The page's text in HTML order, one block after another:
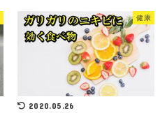
健康
2020.05.26